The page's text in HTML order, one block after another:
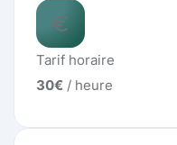
Tarif horaire
30€ / heure